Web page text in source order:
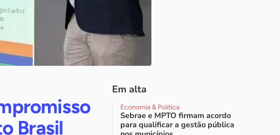
Brasil
Em alta
Economia & Política
Sebrae e MPTO firmam acordo
para qualificar a gestão pública